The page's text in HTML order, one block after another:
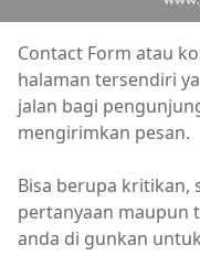
Contact Form atau
halaman tersendiri
jalan bagi
mengirimkan pesan.
Bisa berupa kritikan,
pertanyaan maupun
anda di gunkan